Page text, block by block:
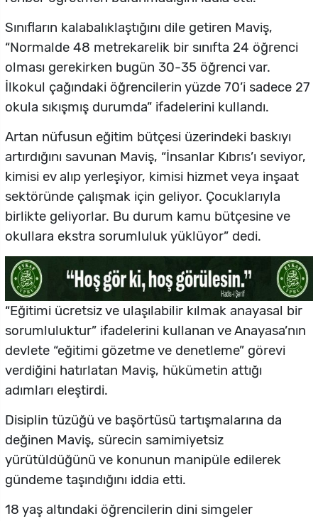
Sınıfların kalabalıklaştığını dile getiren Maviş,
“Normalde 48 metrekarelik bir sınıfta 24 öğrenci
olması gerekirken bugün 30-35 öğrenci var.
İlkokul çağındaki öğrencilerin yüzde 70’i sadece 27
okula sıkışmış durumda” ifadelerini kullandı.
Artan nüfusun eğitim bütçesi üzerindeki baskıyı
artırdığını savunan Maviş, “İnsanlar Kıbrıs’ı seviyor,
kimisi ev alıp yerleşiyor, kimisi hizmet veya inşaat
sektöründe çalışmak için geliyor. Çocuklarıyla
birlikte geliyorlar. Bu durum kamu bütçesine ve
okullara ekstra sorumluluk yüklüyor” dedi.
“Eğitimi ücretsiz ve ulaşılabilir kılmak anayasal bir
sorumluluktur” ifadelerini kullanan ve Anayasa’nın
devlete “eğitimi gözetme ve denetleme” görevi
verdiğini hatırlatan Maviş, hükümetin attığı
adımları eleştirdi.
Disiplin tüzüğü ve başörtüsü tartışmalarına da
değinen Maviş, sürecin samimiyetsiz
yürütüldüğünü ve konunun manipüle edilerek
gündeme taşındığını iddia etti.
18 yaş altındaki öğrencilerin dini simgeler